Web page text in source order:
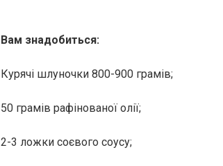
Вам знадобиться:
Курячі шлуночки 800-900 грамів;
50 грамів рафінованої олії;
2-3 ложки соєвого соусу;